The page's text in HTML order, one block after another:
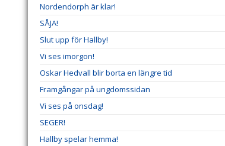
Nordendorph är klar!
SÅJA!
Slut upp för Hallby!
Vi ses imorgon!
Oskar Hedvall blir borta en längre tid
Framgångar på ungdomssidan
Vi ses på onsdag!
SEGER!
Hallby spelar hemma!